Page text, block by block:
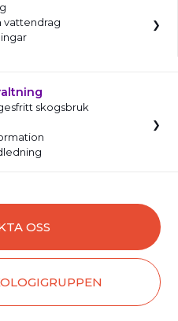
vattendrag
skogsbruk
OSS